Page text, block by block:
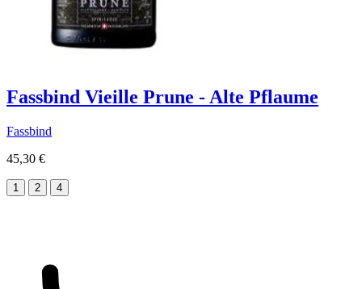
Fassbind Vieille Prune - Alte Pflaume
Fassbind
45,30 €
1 2 4